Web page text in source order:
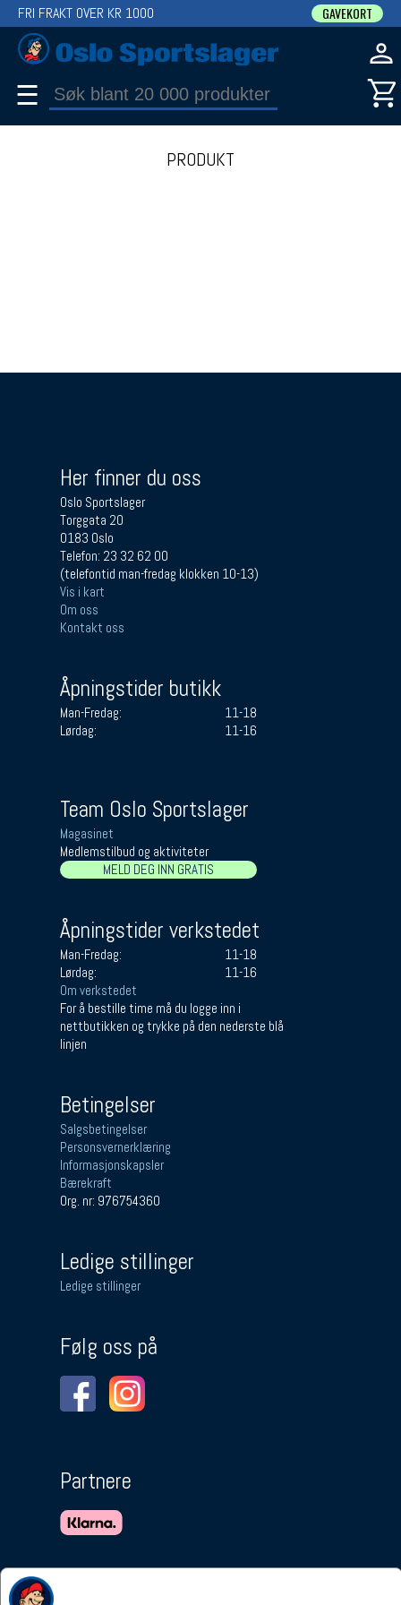
FRI FRAKT OVER KR 1000 GAVEKORT
☰
PRODUKT
Her finner du oss
Oslo Sportslager
Torggata 20
0183 Oslo
Telefon: 23 32 62 00
(telefontid man-fredag klokken 10-13)
Vis i kart
Om oss
Kontakt oss
Åpningstider butikk
Man-Fredag:
11-18
Lørdag:
11-16
Team Oslo Sportslager
Magasinet
Medlemstilbud og aktiviteter
MELD DEG INN GRATIS
Åpningstider verkstedet
Man-Fredag:
11-18
Lørdag:
11-16
Om verkstedet
For å bestille time må du logge inn i
nettbutikken og trykke på den nederste blå
linjen
Betingelser
Salgsbetingelser
Personsvernerklæring
Informasjonskapsler
Bærekraft
Org. nr: 976754360
Ledige stillinger
Ledige stillinger
Følg oss på
Partnere